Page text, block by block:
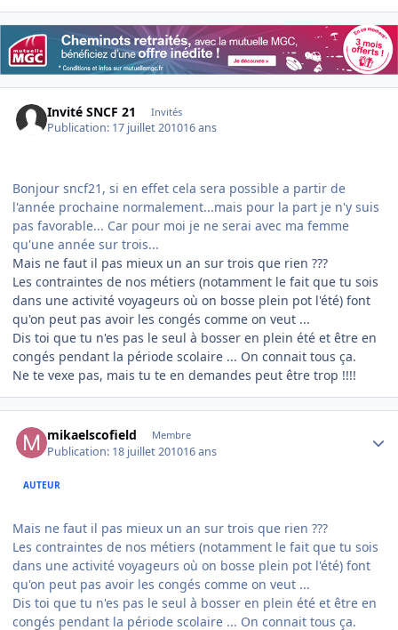
Invité SNCF 21 Invités
Publication: 17 juillet 201016 ans
Bonjour sncf21, si en effet cela sera possible a partir de
l'année prochaine normalement...mais pour la part je n'y suis
pas favorable... Car pour moi je ne serai avec ma femme
qu'une année sur trois...
Mais ne faut il pas mieux un an sur trois que rien ???
Les contraintes de nos métiers (notamment le fait que tu sois
dans une activité voyageurs où on bosse plein pot l'été) font
qu'on peut pas avoir les congés comme on veut ...
Dis toi que tu n'es pas le seul à bosser en plein été et être en
congés pendant la période scolaire ... On connait tous ça.
Ne te vexe pas, mais tu te en demandes peut être trop !!!!
mikaelscofield Membre
Publication: 18 juillet 201016 ans
AUTEUR
Mais ne faut il pas mieux un an sur trois que rien ???
Les contraintes de nos métiers (notamment le fait que tu sois
dans une activité voyageurs où on bosse plein pot l'été) font
qu'on peut pas avoir les congés comme on veut ...
Dis toi que tu n'es pas le seul à bosser en plein été et être en
congés pendant la période scolaire ... On connait tous ça.